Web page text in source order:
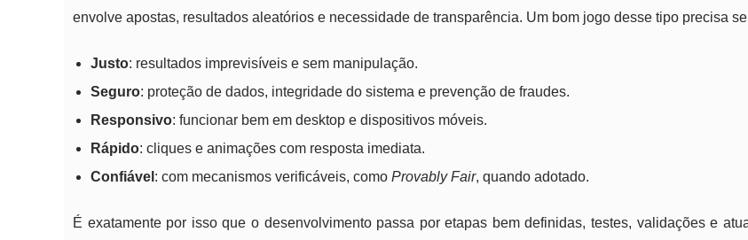
envolve apostas, resultados aleatórios e necessidade de transparência. Um bom jogo desse tipo precisa
Justo: resultados imprevisíveis e sem manipulação.
Seguro: proteção de dados, integridade do sistema e prevenção de fraudes.
Responsivo: funcionar bem em desktop e dispositivos móveis.
Rápido: cliques e animações com resposta imediata.
Confiável : com mecanismos verificáveis, como Provably Fair, quando adotado.
É exatamente por isso que o desenvolvimento passa por etapas bem definidas, testes, validações e